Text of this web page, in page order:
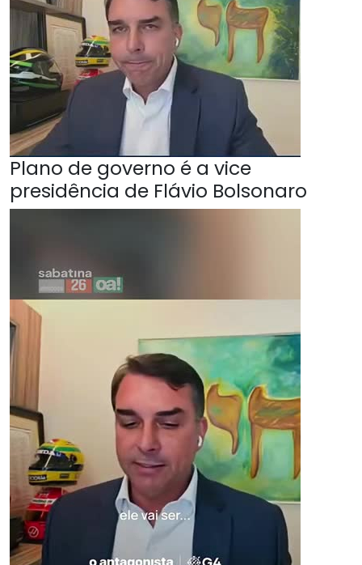
Plano de governo é a vice
presidência de Flávio Bolsonaro